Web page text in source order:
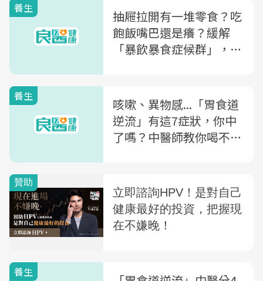
養生
抽屜拉開有一堆零食？吃
飽飯嘴巴還是癢？緩解
「暴飲暴食症候群」，中
養生
咳嗽、異物感...「胃食道
逆流」有這7症狀，你中
了嗎？中醫師教你喝不含
養生